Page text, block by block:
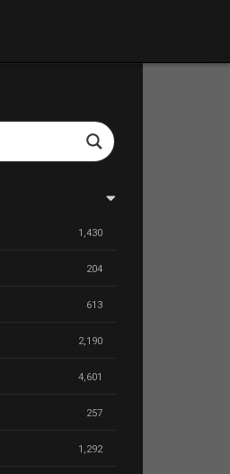
1,430
204
613
2,190
4,601
257
1,292